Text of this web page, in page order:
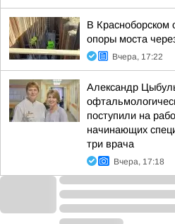
В Красноборском
опоры моста
Вчера, 17:22
Александр
поступили на
начинающих
три врача
Вчера, 17:18